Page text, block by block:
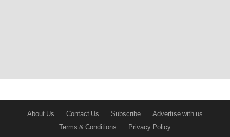
About Us Contact Us Subscribe
Advertise with us
Terms & Conditions
Privacy Policy